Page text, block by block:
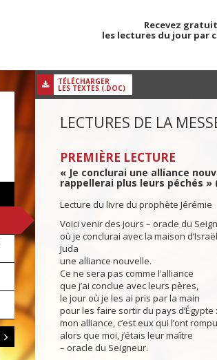
Recevez
les lectures du jour par
TÉLÉCHARGER
LES TEXTES (.DOC)
LECTURES DE LA
PREMIÈRE LECTURE
« Je conclurai une alliance
rappellerai plus leurs péchés »
Lecture du livre du prophète Jérémie
Voici venir des jours – oracle du
où je conclurai avec la maison
Juda
une alliance nouvelle.
Ce ne sera pas comme l’alliance
que j’ai conclue avec leurs pères,
le jour où je les ai pris par la main
pour les faire sortir du pays d’Égypte :
mon alliance, c’est eux qui l’ont
alors que moi, j’étais leur maître
– oracle du Seigneur.